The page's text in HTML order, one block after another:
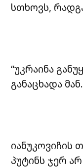
სთხოვს,
“უკრაინა
განაცხადა მან.
იანუკოვიჩის
პუტინს ჯერ